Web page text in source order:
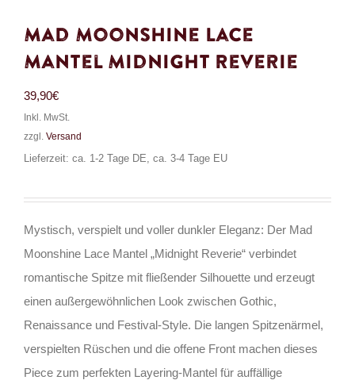
Mad Moonshine Lace
Mantel Midnight Reverie
39,90€
Inkl. MwSt.
zzgl. Versand
Lieferzeit: ca. 1-2 Tage DE, ca. 3-4 Tage EU
Mystisch, verspielt und voller dunkler Eleganz: Der Mad
Moonshine Lace Mantel „Midnight Reverie“ verbindet
romantische Spitze mit fließender Silhouette und erzeugt
einen außergewöhnlichen Look zwischen Gothic,
Renaissance und Festival-Style. Die langen Spitzenärmel,
verspielten Rüschen und die offene Front machen dieses
Piece zum perfekten Layering-Mantel für auffällige